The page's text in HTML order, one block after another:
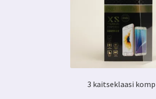
3 kaitseklaasi